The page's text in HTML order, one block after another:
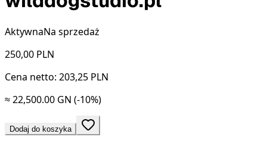
AktywnaNa sprzedaż
250,00 PLN
Cena netto: 203,25 PLN
≈ 22,500.00 GN (-10%)
Dodaj do koszyka